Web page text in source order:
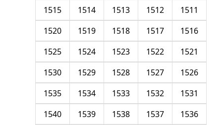
1511
1512
1513
1514
1515
1516
1517
1518
1519
1520
1521
1522
1523
1524
1525
1526
1527
1528
1529
1530
1531
1532
1533
1534
1535
1536
1537
1538
1539
1540